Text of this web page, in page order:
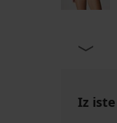
Iz